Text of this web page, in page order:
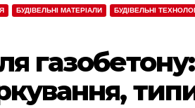
БУДІВЕЛЬНІ МАТЕРІАЛИ БУДІВЕЛЬНІ
газобетону: